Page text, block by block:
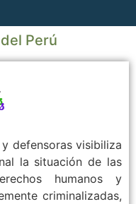
Perú
defensoras visibiliza
la situación de las
humanos y
criminalizadas,